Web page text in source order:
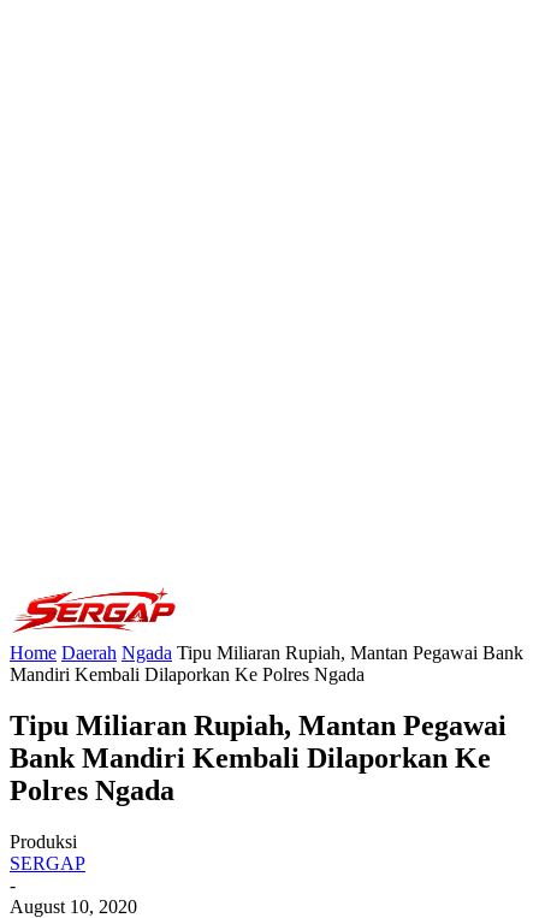
Home Daerah Ngada Tipu Miliaran Rupiah, Mantan Pegawai Bank
Mandiri Kembali Dilaporkan Ke Polres Ngada
Tipu Miliaran Rupiah, Mantan Pegawai
Bank Mandiri Kembali Dilaporkan Ke
Polres Ngada
Produksi
SERGAP
-
August 10, 2020